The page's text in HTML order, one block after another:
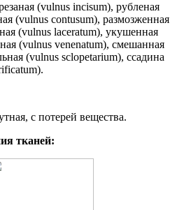
(vulnus incisum), рубленая
(vulnus contusum), размозженная
(vulnus laceratum), укушенная
(vulnus venenatum), смешанная
(vulnus sclopetarium), ссадина
с потерей вещества.
тканей: